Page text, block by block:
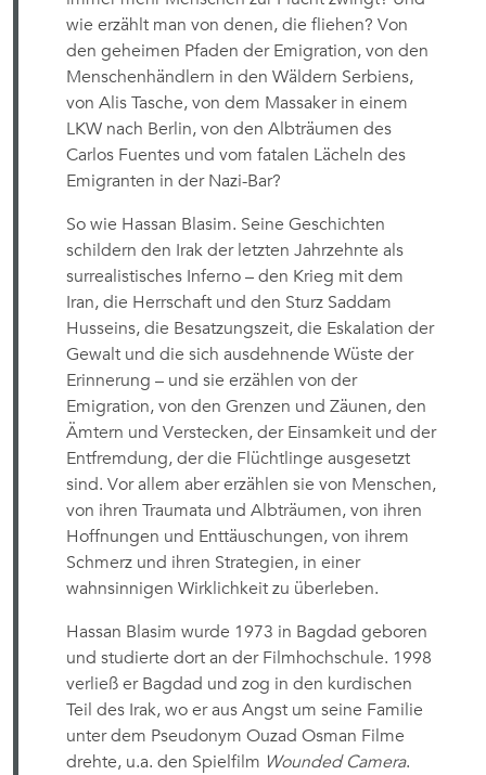
wie erzählt man von denen, die fliehen? Von
den geheimen Pfaden der Emigration, von den
Menschenhändlern in den Wäldern Serbiens,
von Alis Tasche, von dem Massaker in einem
LKW nach Berlin, von den Albträumen des
Carlos Fuentes und vom fatalen Lächeln des
Emigranten in der Nazi-Bar?
So wie Hassan Blasim. Seine Geschichten
schildern den Irak der letzten Jahrzehnte als
surrealistisches Inferno – den Krieg mit dem
Iran, die Herrschaft und den Sturz Saddam
Husseins, die Besatzungszeit, die Eskalation der
Gewalt und die sich ausdehnende Wüste der
Erinnerung – und sie erzählen von der
Emigration, von den Grenzen und Zäunen, den
Ämtern und Verstecken, der Einsamkeit und der
Entfremdung, der die Flüchtlinge ausgesetzt
sind. Vor allem aber erzählen sie von Menschen,
von ihren Traumata und Albträumen, von ihren
Hoffnungen und Enttäuschungen, von ihrem
Schmerz und ihren Strategien, in einer
wahnsinnigen Wirklichkeit zu überleben.
Hassan Blasim wurde 1973 in Bagdad geboren
und studierte dort an der Filmhochschule. 1998
verließ er Bagdad und zog in den kurdischen
Teil des Irak, wo er aus Angst um seine Familie
unter dem Pseudonym Ouzad Osman Filme
drehte, u.a. den Spielfilm Wounded Camera.